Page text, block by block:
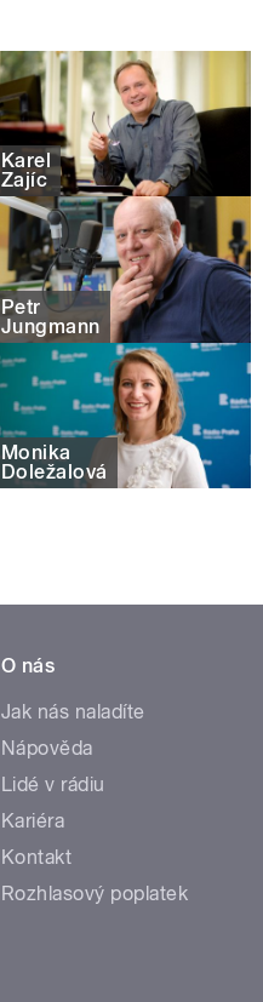
Karel
Zajíc
Petr
Jungmann
Monika
Doležalová
O nás
Jak nás naladíte
Nápověda
Lidé v rádiu
Kariéra
Kontakt
Rozhlasový poplatek